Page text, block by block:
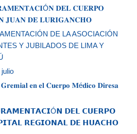
𝐃𝐄𝐋 𝐂𝐔𝐄𝐑𝐏𝐎
𝐉𝐔𝐀𝐍 𝐃𝐄 𝐋𝐔𝐑𝐈𝐆𝐀𝐍𝐂𝐇𝐎
DE LA ASOCIACIÓN
Y JUBILADOS DE LIMA Y
𝐞𝐧 𝐞𝐥 𝐂𝐮𝐞𝐫𝐩𝐨 𝐌é𝐝𝐢𝐜𝐨 𝐃𝐢𝐫𝐞𝐬𝐚
𝗗𝗘𝗟 𝗖𝗨𝗘𝗥𝗣𝗢
𝗥𝗘𝗚𝗜𝗢𝗡𝗔𝗟 𝗗𝗘 𝗛𝗨𝗔𝗖𝗛𝗢